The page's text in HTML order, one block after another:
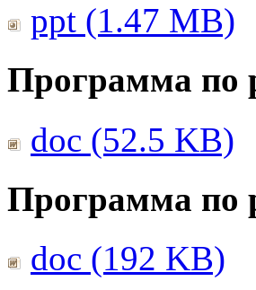
ppt (1.47 MB)
Программа по
doc (52.5 KB)
Программа по
doc (192 KB)